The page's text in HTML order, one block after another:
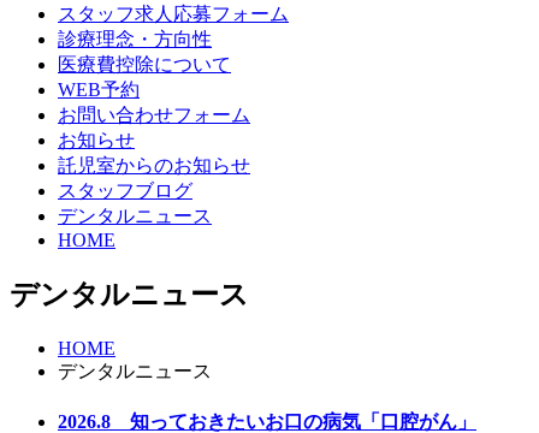
スタッフ求人応募フォーム
診療理念・方向性
医療費控除について
WEB予約
お問い合わせフォーム
お知らせ
託児室からのお知らせ
スタッフブログ
デンタルニュース
HOME
デンタルニュース
HOME
デンタルニュース
2026.8 知っておきたいお口の病気「口腔がん」